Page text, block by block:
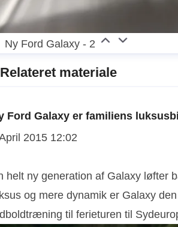
Ny Ford Galaxy - 2
Relateret materiale
Ford Galaxy er familiens
2015 12:02
helt ny generation af Galaxy løfter
og mere dynamik er Galaxy
til ferieturen til